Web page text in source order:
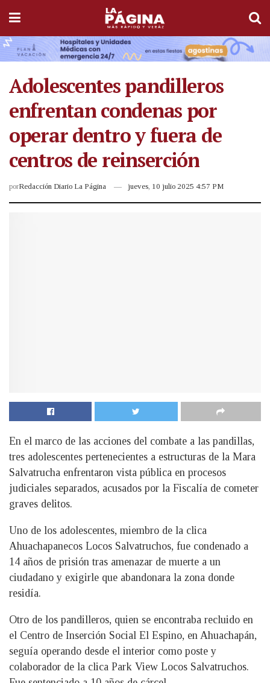
Adolescentes pandilleros
enfrentan condenas por
operar dentro y fuera de
centros de reinserción
porRedacción Diario La Página jueves, 10 julio 2025 4:57 PM
En el marco de las acciones del combate a las pandillas,
tres adolescentes pertenecientes a estructuras de la Mara
Salvatrucha enfrentaron vista pública en procesos
judiciales separados, acusados por la Fiscalía de cometer
graves delitos.
Uno de los adolescentes, miembro de la clica
Ahuachapanecos Locos Salvatruchos, fue condenado a
14 años de prisión tras amenazar de muerte a un
ciudadano y exigirle que abandonara la zona donde
residía.
Otro de los pandilleros, quien se encontraba recluido en
el Centro de Inserción Social El Espino, en Ahuachapán,
seguía operando desde el interior como poste y
colaborador de la clica Park View Locos Salvatruchos.